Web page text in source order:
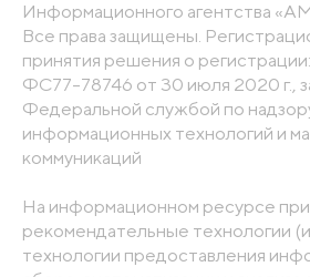
Информационного агентства
Все права защищены.
принятия решения о
ФС77-78746 от 30 июля 2020 г.,
Федеральной службой по
информационных технологий и
коммуникаций
На информационном ресурсе
рекомендательные технологии
технологии предоставления